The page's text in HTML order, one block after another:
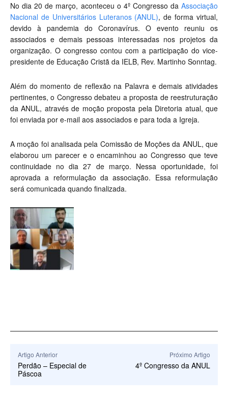
No dia 20 de março, aconteceu o 4º Congresso da Associação
Nacional de Universitários Luteranos (ANUL), de forma virtual,
devido à pandemia do Coronavírus. O evento reuniu os
associados e demais pessoas interessadas nos projetos da
organização. O congresso contou com a participação do vice-
presidente de Educação Cristã da IELB, Rev. Martinho Sonntag.
Além do momento de reflexão na Palavra e demais atividades
pertinentes, o Congresso debateu a proposta de reestruturação
da ANUL, através de moção proposta pela Diretoria atual, que
foi enviada por e-mail aos associados e para toda a Igreja.
A moção foi analisada pela Comissão de Moções da ANUL, que
elaborou um parecer e o encaminhou ao Congresso que teve
continuidade no dia 27 de março. Nessa oportunidade, foi
aprovada a reformulação da associação. Essa reformulação
será comunicada quando finalizada.
Artigo Anterior
Perdão – Especial de
Páscoa
Próximo Artigo
4º Congresso da ANUL